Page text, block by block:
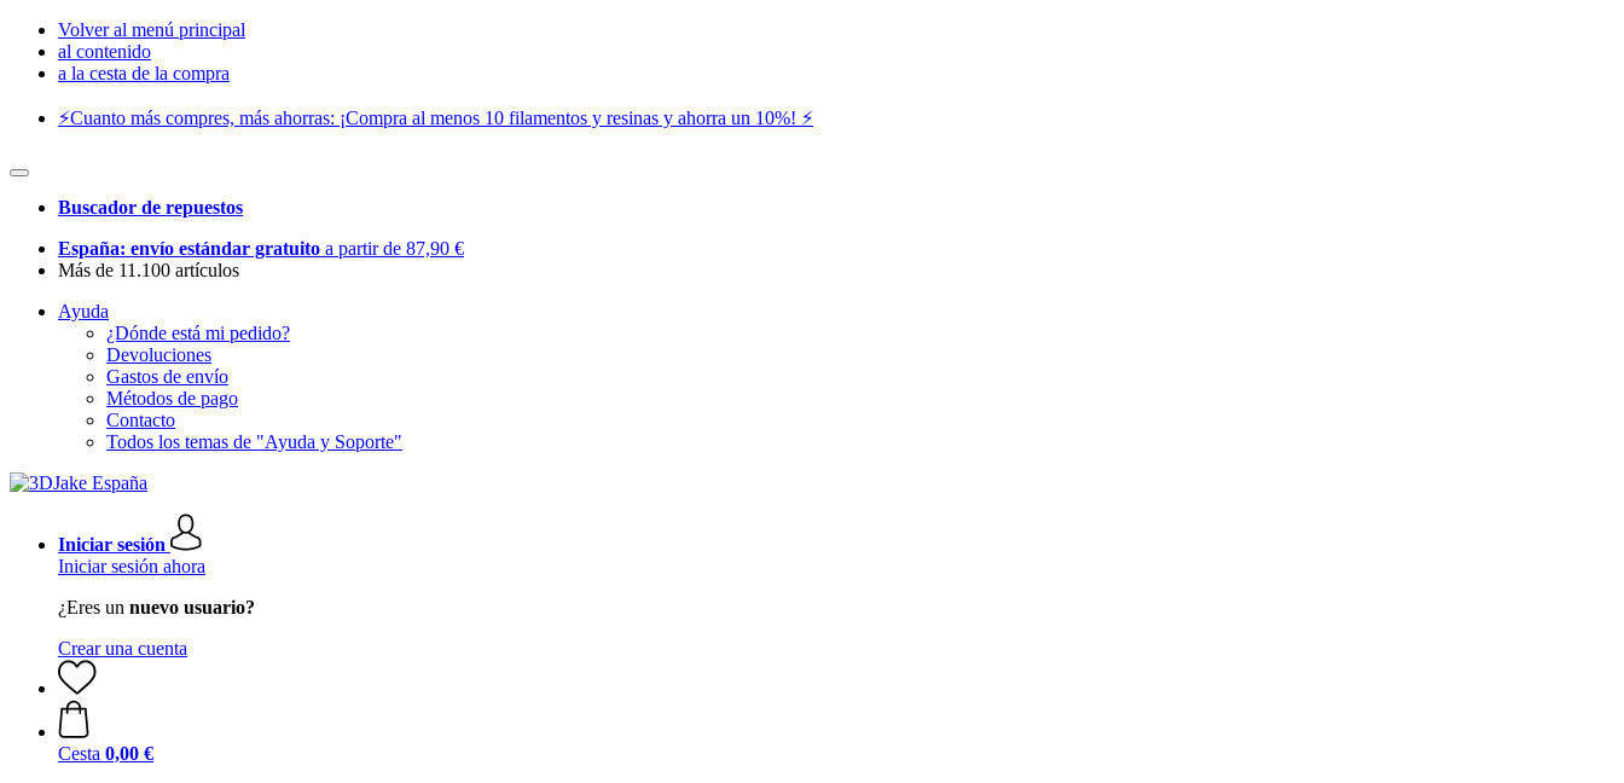
Volver al menú principal
al contenido
a la cesta de la compra
⚡️Cuanto más compres, más ahorras: ¡Compra al menos 10 filamentos y resinas y ahorra un 10%! ⚡️
Buscador de repuestos
España: envío estándar gratuito a partir de 87,90 €
Más de 11.100 artículos
Ayuda
¿Dónde está mi pedido?
Devoluciones
Gastos de envío
Métodos de pago
Contacto
Todos los temas de "Ayuda y Soporte"
Iniciar sesión
Iniciar sesión ahora
¿Eres un nuevo usuario?
Crear una cuenta
Cesta 0,00 €